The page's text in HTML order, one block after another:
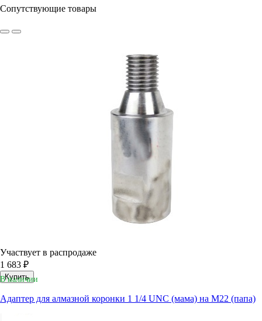
Сопутствующие товары
Участвует в распродаже
1 683 ₽
Купить
В наличии
Адаптер для алмазной коронки 1 1/4 UNC (мама) на M22 (папа)